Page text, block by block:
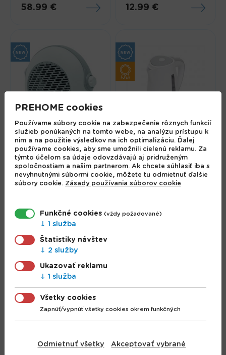
58.99 € 12.99 €
HOME FK 37/GY,
Teplovzdušný, stolný
ventilátor
16.10 €
Rýchlovarná kanvica,
2000 W, 1,2 L HG VF
05
15.99 €
Valcové LED svietidlo
43.90 €
Prenosná elektrická
dvojplatnička, 1500
29.99 €
PREHOME cookies
Používame súbory cookie na zabezpečenie rôznych funkcií
služieb ponúkaných na tomto webe, na analýzu prístupu k
nim a na použitie výsledkov na ich optimalizáciu. Ďalej
používame cookies, aby sme umožnili cielenú reklamu. Za
týmto účelom sa údaje odovzdávajú aj pridruženým
spoločnostiam a našim partnerom. Ak chcete súhlasiť iba s
nevyhnutnými súbormi cookie, môžete tu odmietnuť ďalšie
súbory cookie. Zásady používania súborov cookie
Funkčné cookies (vždy požadované)
1 služba
Štatistiky návštev
2 služby
Ukazovať reklamu
1 služba
Všetky cookies
Zapnúť/vypnúť všetky cookies okrem funkčných
Odmietnuť všetky Akceptovať vybrané